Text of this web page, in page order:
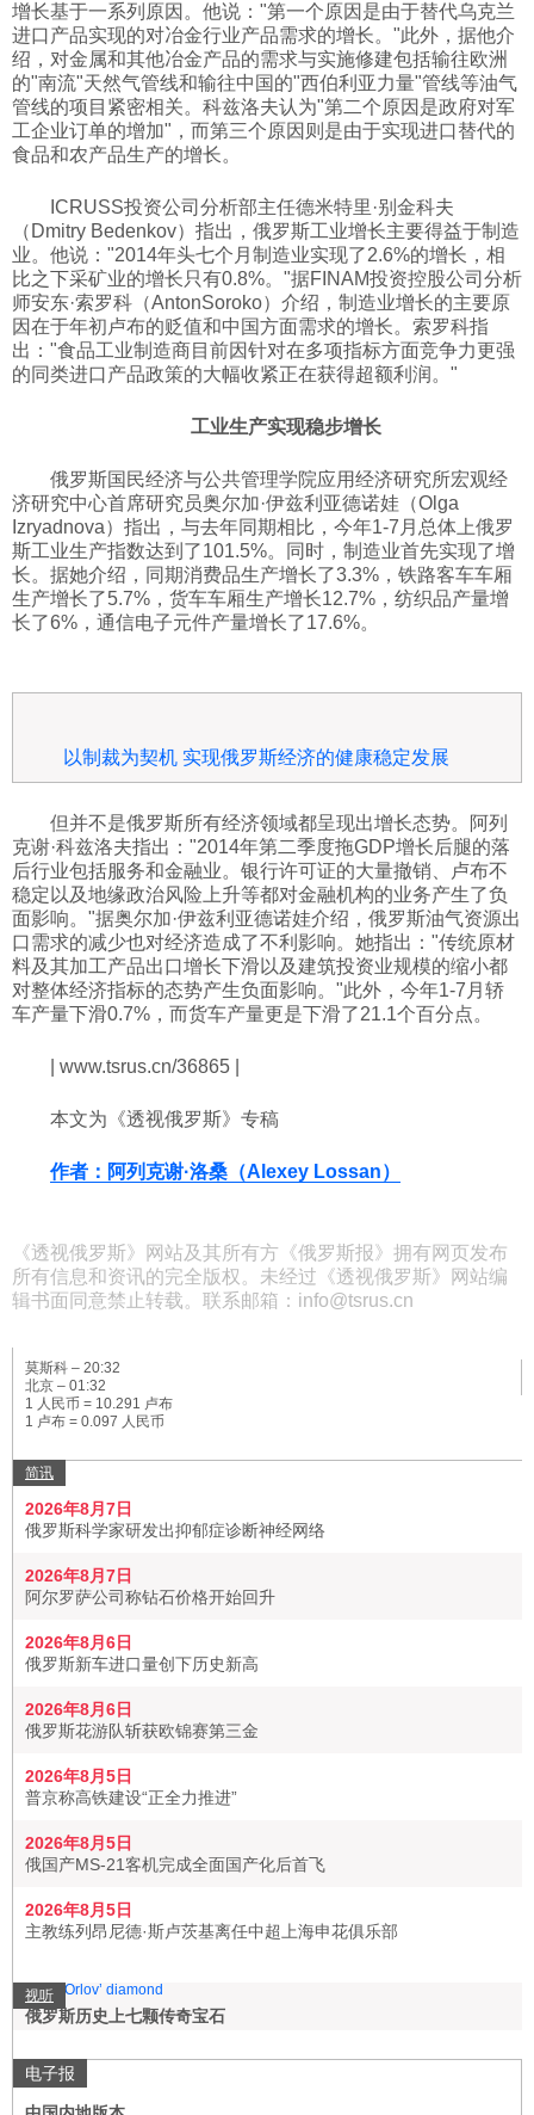
增长基于一系列原因。他说："第一个原因是由于替代乌克兰
进口产品实现的对冶金行业产品需求的增长。"此外，据他介
绍，对金属和其他冶金产品的需求与实施修建包括输往欧洲
的"南流"天然气管线和输往中国的"西伯利亚力量"管线等油气
管线的项目紧密相关。科兹洛夫认为"第二个原因是政府对军
工企业订单的增加"，而第三个原因则是由于实现进口替代的
食品和农产品生产的增长。
ICRUSS投资公司分析部主任德米特里·别金科夫
（Dmitry Bedenkov）指出，俄罗斯工业增长主要得益于制造
业。他说："2014年头七个月制造业实现了2.6%的增长，相
比之下采矿业的增长只有0.8%。"据FINAM投资控股公司分析
师安东·索罗科（AntonSoroko）介绍，制造业增长的主要原
因在于年初卢布的贬值和中国方面需求的增长。索罗科指
出："食品工业制造商目前因针对在多项指标方面竞争力更强
的同类进口产品政策的大幅收紧正在获得超额利润。"
工业生产实现稳步增长
俄罗斯国民经济与公共管理学院应用经济研究所宏观经
济研究中心首席研究员奥尔加·伊兹利亚德诺娃（Olga
Izryadnova）指出，与去年同期相比，今年1-7月总体上俄罗
斯工业生产指数达到了101.5%。同时，制造业首先实现了增
长。据她介绍，同期消费品生产增长了3.3%，铁路客车车厢
生产增长了5.7%，货车车厢生产增长12.7%，纺织品产量增
长了6%，通信电子元件产量增长了17.6%。
以制裁为契机 实现俄罗斯经济的健康稳定发展
但并不是俄罗斯所有经济领域都呈现出增长态势。阿列
克谢·科兹洛夫指出："2014年第二季度拖GDP增长后腿的落
后行业包括服务和金融业。银行许可证的大量撤销、卢布不
稳定以及地缘政治风险上升等都对金融机构的业务产生了负
面影响。"据奥尔加·伊兹利亚德诺娃介绍，俄罗斯油气资源出
口需求的减少也对经济造成了不利影响。她指出："传统原材
料及其加工产品出口增长下滑以及建筑投资业规模的缩小都
对整体经济指标的态势产生负面影响。"此外，今年1-7月轿
车产量下滑0.7%，而货车产量更是下滑了21.1个百分点。
| www.tsrus.cn/36865 |
本文为《透视俄罗斯》专稿
作者：阿列克谢·洛桑（Alexey Lossan）
《透视俄罗斯》网站及其所有方《俄罗斯报》拥有网页发布
所有信息和资讯的完全版权。未经过《透视俄罗斯》网站编
辑书面同意禁止转载。联系邮箱：info@tsrus.cn
莫斯科 – 20:32
北京 – 01:32
1 人民币 = 10.291 卢布
1 卢布 = 0.097 人民币
简讯
2026年8月7日
俄罗斯科学家研发出抑郁症诊断神经网络
2026年8月7日
阿尔罗萨公司称钻石价格开始回升
2026年8月6日
俄罗斯新车进口量创下历史新高
2026年8月6日
俄罗斯花游队斩获欧锦赛第三金
2026年8月5日
普京称高铁建设“正全力推进”
2026年8月5日
俄国产MS-21客机完成全面国产化后首飞
2026年8月5日
主教练列昂尼德·斯卢茨基离任中超上海申花俱乐部
视听
俄罗斯历史上七颗传奇宝石
电子报